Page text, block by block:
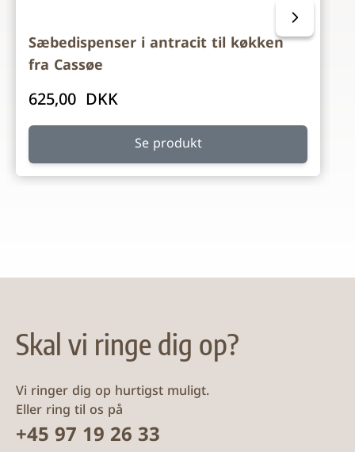
Sæbedispenser i antracit til køkken
fra Cassøe
625,00 DKK
Se produkt
Skal vi ringe dig op?
Vi ringer dig op hurtigst muligt.
Eller ring til os på
+45 97 19 26 33